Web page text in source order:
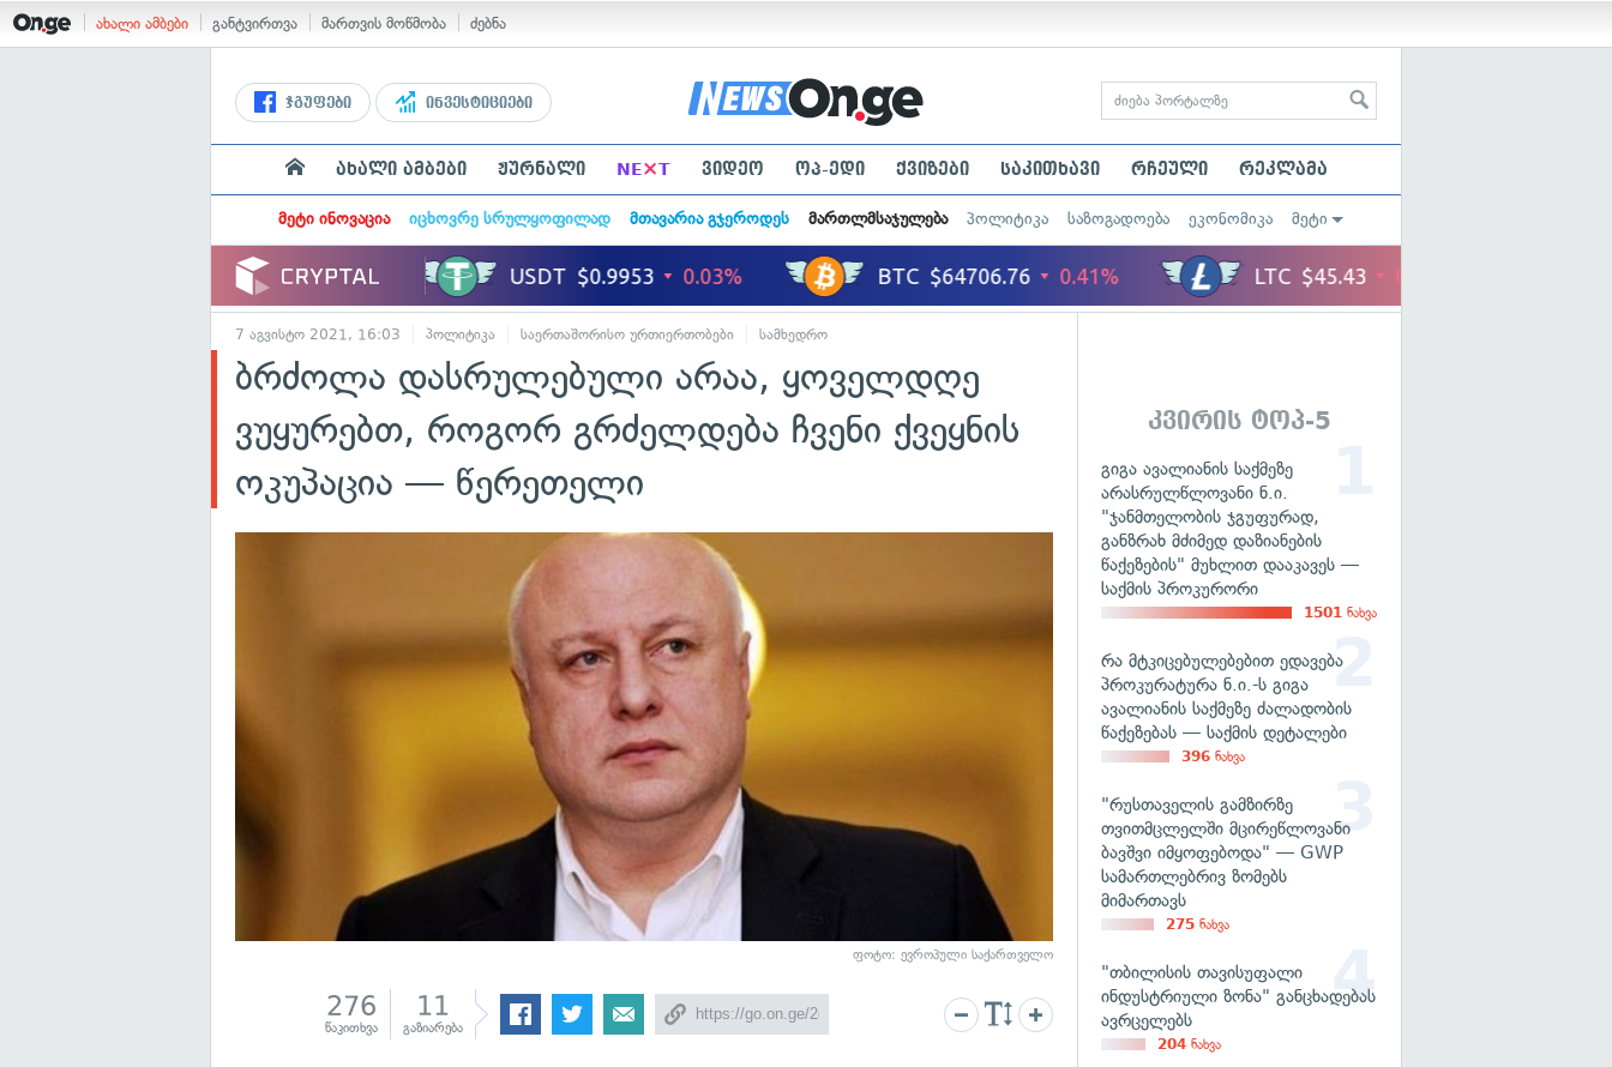
ახალი ამბები განტვირთვა მართვის მოწმობა ძებნა
ჯგუფები ინვესტიციები
ახალი ამბები ჟურნალი NE×T ვიდეო ოპ-ედი ქვიზები საკითხავი რჩეული რეკლამა
მეტი ინოვაცია იცხოვრე სრულყოფილად მთავარია გჯეროდეს მართლმსაჯულება პოლიტიკა საზოგადოება ეკონომიკა მეტი
7 აგვისტო 2021, 16:03 პოლიტიკა საერთაშორისო ურთიერთობები სამხედრო
ბრძოლა დასრულებული არაა, ყოველდღე
ვუყურებთ, როგორ გრძელდება ჩვენი ქვეყნის
ოკუპაცია — წერეთელი
ფოტო: ევროპული საქართველო
276
წაკითხვა
11
გაზიარება
კვირის ტოპ-5
გიგა ავალიანის საქმეზე
არასრულწლოვანი ნ.ი.
"ჯანმთელობის ჯგუფურად,
განზრახ მძიმედ დაზიანების
წაქეზების" მუხლით დააკავეს —
საქმის პროკურორი
1501 ნახვა
რა მტკიცებულებებით ედავება
პროკურატურა ნ.ი.-ს გიგა
ავალიანის საქმეზე ძალადობის
წაქეზებას — საქმის დეტალები
396 ნახვა
"რუსთაველის გამზირზე
თვითმცლელში მცირეწლოვანი
ბავშვი იმყოფებოდა" — GWP
სამართლებრივ ზომებს
მიმართავს
275 ნახვა
"თბილისის თავისუფალი
ინდუსტრიული ზონა" განცხადებას
ავრცელებს
204 ნახვა